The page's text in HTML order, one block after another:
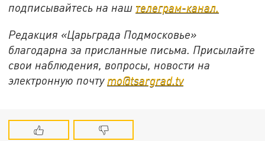
подписывайтесь на наш телеграм-канал.
Редакция «Царьграда Подмосковье»
благодарна за присланные письма. Присылайте
свои наблюдения, вопросы, новости на
электронную почту mo@tsargrad.tv